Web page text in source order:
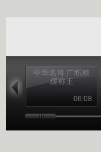
中华名将 广积粮
缓称王
06:08